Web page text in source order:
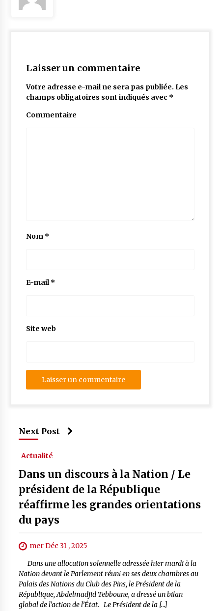
Laisser un commentaire
Votre adresse e-mail ne sera pas publiée. Les
champs obligatoires sont indiqués avec *
Commentaire
Nom *
E-mail*
Site web
Next Post
Actualité
Dans un discours à la Nation / Le
président de la République
réaffirme les grandes orientations
du pays
mer Déc 31 , 2025
Dans une allocution solennelle adressée hier mardi à la
Nation devant le Parlement réuni en ses deux chambres au
Palais des Nations du Club des Pins, le Président de la
République, Abdelmadjid Tebboune, a dressé un bilan
global de l’action de l’État. Le Président de la […]